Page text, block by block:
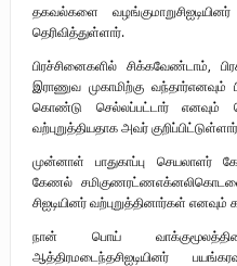
தகவல்களை
வழங்குமாறுசிஐடியினர்
தெரிவித்துள்ளார்.
பிரச்சினைகளில் சிக்கவேண்டாம்
இராணுவ முகாமிற்கு வந்தார்எனவும்
கொண்டு
செல்லப்பட்டார் எனவும்
வற்புறுத்தியதாகஅவர்குறிப்பிட்டுள்ளார்
முன்னாள்
பாதுகாப்பு செயலாளர்
கேணல் சமிகுணரட்ண
சிஐடியினர்வற்புறுத்தினார்கள் எனவும்
நான்
பொய்
ஆத்திரமடைந்தசிஐடியினர்